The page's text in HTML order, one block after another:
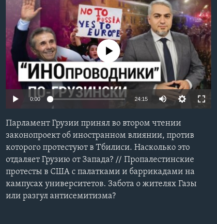
Learning English
СОЦИАЛЬНЫЕ СЕТИ
Языки
No media source currently available
0:00 24:15
Парламент Грузии принял во втором чтении
законопроект об иностранном влиянии, против
которого протестуют в Тбилиси. Насколько это
отдаляет Грузию от Запада? // Пропалестинские
протесты в США с палатками и баррикадами на
кампусах университетов. Забота о жителях Газы
или разгул антисемитизма?